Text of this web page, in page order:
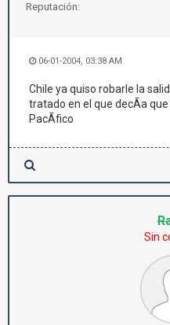
Reputación:
06-01-2004, 03:38 AM
Chile ya quiso robarle la
tratado en el que decÃ­a
PacÃ­fico
Sin